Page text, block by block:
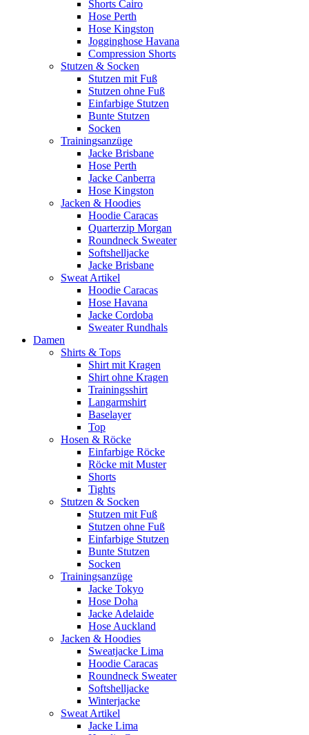
Shorts Cairo
Hose Perth
Hose Kingston
Jogginghose Havana
Compression Shorts
Stutzen & Socken
Stutzen mit Fuß
Stutzen ohne Fuß
Einfarbige Stutzen
Bunte Stutzen
Socken
Trainingsanzüge
Jacke Brisbane
Hose Perth
Jacke Canberra
Hose Kingston
Jacken & Hoodies
Hoodie Caracas
Quarterzip Morgan
Roundneck Sweater
Softshelljacke
Jacke Brisbane
Sweat Artikel
Hoodie Caracas
Hose Havana
Jacke Cordoba
Sweater Rundhals
Damen
Shirts & Tops
Shirt mit Kragen
Shirt ohne Kragen
Trainingsshirt
Langarmshirt
Baselayer
Top
Hosen & Röcke
Einfarbige Röcke
Röcke mit Muster
Shorts
Tights
Stutzen & Socken
Stutzen mit Fuß
Stutzen ohne Fuß
Einfarbige Stutzen
Bunte Stutzen
Socken
Trainingsanzüge
Jacke Tokyo
Hose Doha
Jacke Adelaide
Hose Auckland
Jacken & Hoodies
Sweatjacke Lima
Hoodie Caracas
Roundneck Sweater
Softshelljacke
Winterjacke
Sweat Artikel
Jacke Lima